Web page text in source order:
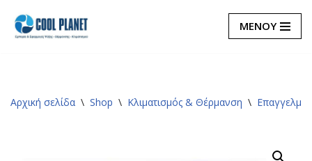
Μεταπηδήστε
ΜΕΝΟΥ
Αρχική σελίδα \ Shop \ Κλιματισμός & Θέρμανση \